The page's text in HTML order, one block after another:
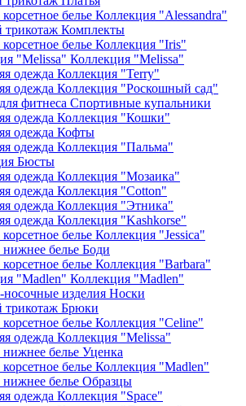
белье Коллекция "Alessandra"
трикотаж Комплекты
белье Коллекция "Iris"
"Melissa" Коллекция "Melissa"
одежда Коллекция "Terry"
одежда Коллекция "Роскошный сад"
фитнеса Спортивные купальники
одежда Коллекция "Кошки"
одежда Кофты
одежда Коллекция "Пальма"
Бюсты
одежда Коллекция "Мозаика"
одежда Коллекция "Cotton"
одежда Коллекция "Этника"
одежда Коллекция "Kashkorse"
белье Коллекция "Jessica"
белье Боди
белье Коллекция "Barbara"
"Madlen" Коллекция "Madlen"
носочные изделия Носки
трикотаж Брюки
белье Коллекция "Celine"
одежда Коллекция "Melissa"
белье Уценка
белье Коллекция "Madlen"
нижнее белье Образцы
одежда Коллекция "Space"